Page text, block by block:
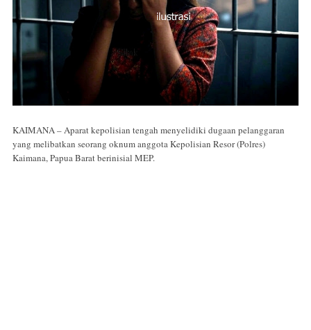
KAIMANA – Aparat kepolisian tengah menyelidiki dugaan pelanggaran
yang melibatkan seorang oknum anggota Kepolisian Resor (Polres)
Kaimana, Papua Barat berinisial MEP.